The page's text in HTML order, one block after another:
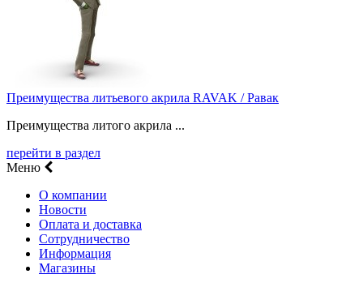
Преимущества литьевого акрила RAVAK / Равак
Преимущества литого акрила ...
перейти в раздел
Меню
О компании
Новости
Оплата и доставка
Сотрудничество
Информация
Магазины